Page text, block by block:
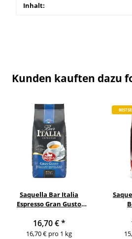
Inhalt:
Kunden kauften dazu
Saquella Bar Italia
Espresso Gran Gusto
16,70 €*
16,70 € pro 1 kg